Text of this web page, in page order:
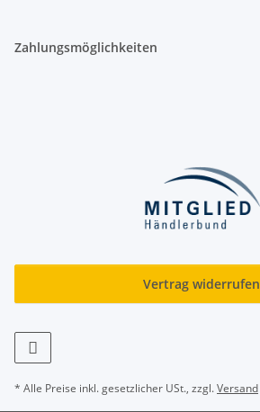
Zahlungsmöglichkeiten
Vertrag widerrufen
* Alle Preise inkl. gesetzlicher USt., zzgl.Versand